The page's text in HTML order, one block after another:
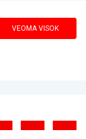
VEOMA VISOK